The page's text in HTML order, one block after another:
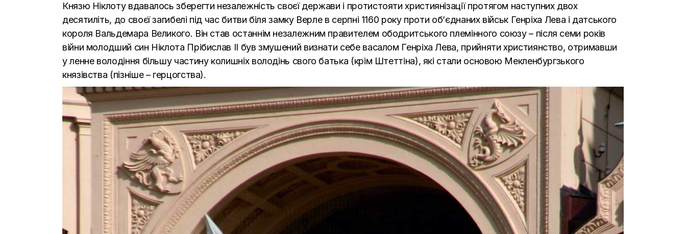
Князю Ніклоту вдавалось зберегти незалежність своєї держави і протистояти християнізації протягом наступних двох
десятиліть, до своєї загибелі під час битви біля замку Верле в серпні 1160 рокупроти об’єднаних військ Генріха Лева і датського
короля Вальдемара Великого. Він став останнім незалежним правителем ободритського племінного союзу – після семи років
війни молодший син Ніклота Прібислав II був змушений визнати себе васалом Генріха Лева, прийняти християнство, отримавши
у ленне володіння більшу частину колишніх володінь свого батька (крім Штеттіна), які стали основою Мекленбургзького
князівства (пізніше – герцогства).